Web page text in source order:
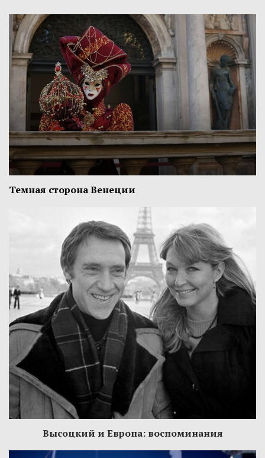
Темная сторона Венеции
Высоцкий и Европа: воспоминания